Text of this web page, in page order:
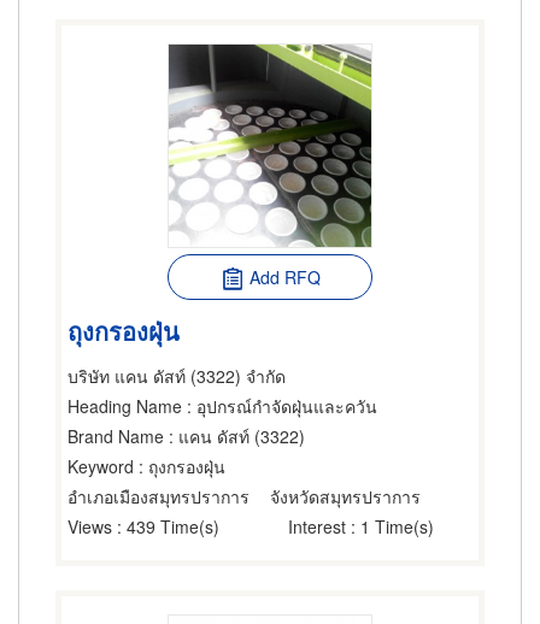
Add RFQ
ถุงกรองฝุ่น
บริษัท แคน ดัสท์ (3322) จำกัด
Heading Name : อุปกรณ์กำจัดฝุ่นและควัน
Brand Name : แคน ดัสท์ (3322)
Keyword : ถุงกรองฝุ่น
อำเภอเมืองสมุทรปราการ
จังหวัดสมุทรปราการ
Views : 439 Time(s) Interest : 1 Time(s)